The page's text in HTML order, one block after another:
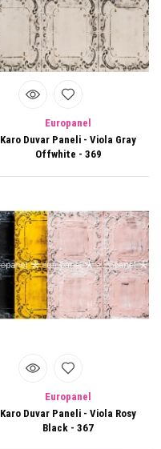
Europanel
Karo Duvar Paneli - Viola Gray
Offwhite - 369
Europanel
Karo Duvar Paneli - Viola Rosy
Black - 367